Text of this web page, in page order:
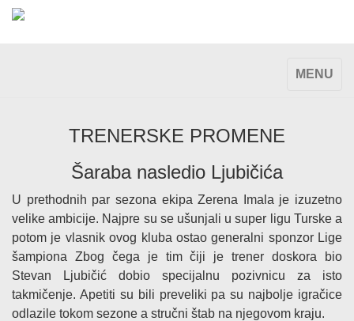
TOGGLE
MENU
TRENERSKE PROMENE
Šaraba nasledio Ljubičića
U prethodnih par sezona ekipa Zerena Imala je izuzetno
velike ambicije. Najpre su se ušunjali u super ligu Turske a
potom je vlasnik ovog kluba ostao generalni sponzor Lige
šampiona Zbog čega je tim čiji je trener doskora bio
Stevan Ljubičić dobio specijalnu pozivnicu za isto
takmičenje. Apetiti su bili preveliki pa su najbolje igračice
odlazile tokom sezone a stručni štab na njegovom kraju.